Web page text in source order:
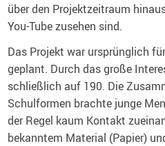
über den Projektzeitraum
You-Tube zusehen sind.
Das Projekt war ursprünglich
geplant. Durch das große
schließlich auf 190. Die
Schulformen brachte junge
der Regel kaum Kontakt
bekanntem Material (Papier)